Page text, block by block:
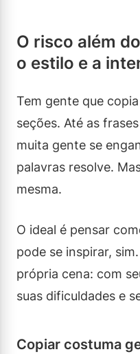
O risco além
o estilo e a
Tem gente que
seções. Até as
muita gente se
palavras resolve.
mesma.
O ideal é pensar
pode se inspirar,
própria cena: com
suas dificuldades e
Copiar costuma